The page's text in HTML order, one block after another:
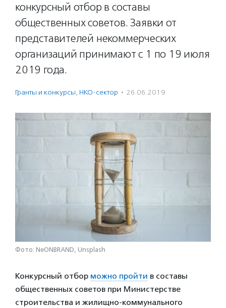
конкурсный отбор в составы
общественных советов. Заявки от
представителей некоммерческих
организаций принимают с 1 по 19 июля
2019 года.
Гранты и конкурсы, НКО-сектор · 26.06.2019
Фото: NeONBRAND, Unsplash
Конкурсный отбор можно пройти в составы
общественных советов при Министерстве
строительства и жилищно-коммунального